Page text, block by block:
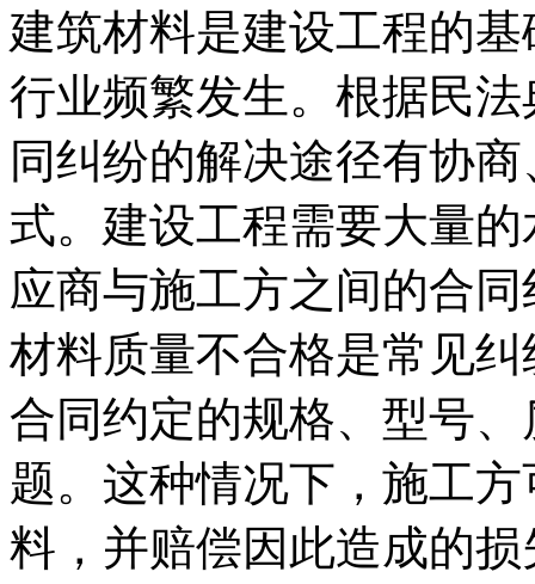
建筑材料是建设工程的
行业频繁发生。根据民
同纠纷的解决途径有协
式。建设工程需要大量
应商与施工方之间的合
材料质量不合格是常见
合同约定的规格、型号
题。这种情况下，施工
料，并赔偿因此造成的